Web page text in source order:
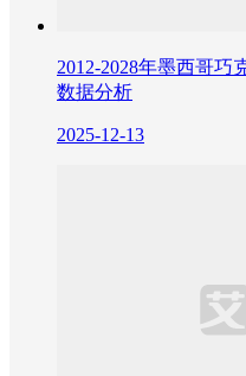
2012-2028年墨西哥巧
数据分析
2025-12-13